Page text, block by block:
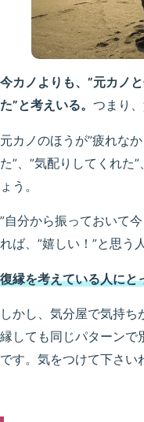
今カノよりも、”元カノ
た”と考えいる。 つまり
元カノのほうが”疲れな
た”、”気配りしてくれた
ょう。
”自分から振っておいて
れば、”嬉しい！”と思う
復縁を考えている人にと
しかし、気分屋で気持
縁しても同じパターンで
です。気をつけて下さい